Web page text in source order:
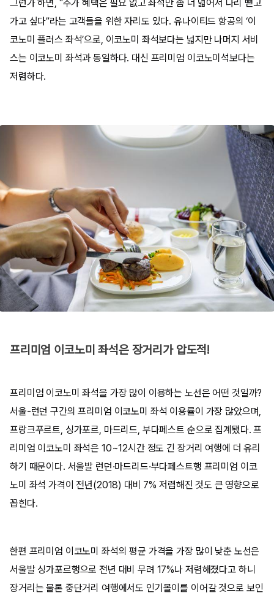
그런가 하면, “추가 혜택은 필요 없고 좌석만 좀 더 넓어서 다리 뻗고
가고 싶다”라는 고객들을 위한 자리도 있다. 유나이티드 항공의 ‘이
코노미 플러스 좌석’으로, 이코노미 좌석보다는 넓지만 나머지 서비
스는 이코노미 좌석과 동일하다. 대신 프리미엄 이코노미석보다는
저렴하다.
프리미엄 이코노미 좌석은 장거리가 압도적!
프리미엄 이코노미 좌석을 가장 많이 이용하는 노선은 어떤 것일까?
서울-런던 구간의 프리미엄 이코노미 좌석 이용률이 가장 많았으며,
프랑크푸르트, 싱가포르, 마드리드, 부다페스트 순으로 집계됐다. 프
리미엄 이코노미 좌석은 10~12시간 정도 긴 장거리 여행에 더 유리
하기 때문이다. 서울발 런던·마드리드·부다페스트행 프리미엄 이코
노미 좌석 가격이 전년(2018) 대비 7% 저렴해진 것도 큰 영향으로
꼽힌다.
한편 프리미엄 이코노미 좌석의 평균 가격을 가장 많이 낮춘 노선은
서울발 싱가포르행으로 전년 대비 무려 17%나 저렴해졌다고 하니
장거리는 물론 중단거리 여행에서도 인기몰이를 이어갈 것으로 보인